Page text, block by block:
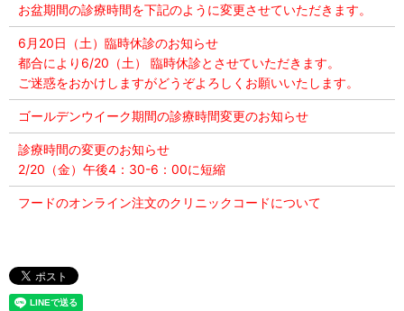
お盆期間の診療時間を下記のように変更させていただきます。
6月20日（土）臨時休診のお知らせ
都合により6/20（土） 臨時休診とさせていただきます。
ご迷惑をおかけしますがどうぞよろしくお願いいたします。
ゴールデンウイーク期間の診療時間変更のお知らせ
診療時間の変更のお知らせ
2/20（金）午後4：30-6：00に短縮
フードのオンライン注文のクリニックコードについて